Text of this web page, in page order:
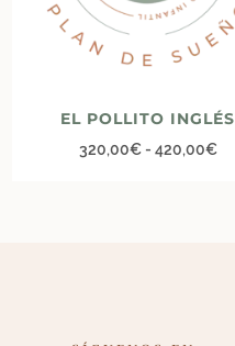
EL POLLITO INGLÉS
320,00€- 420,00€